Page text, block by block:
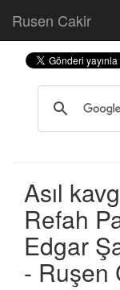
Rusen Cakir
Asıl
Refah
Edgar
- Ruşen